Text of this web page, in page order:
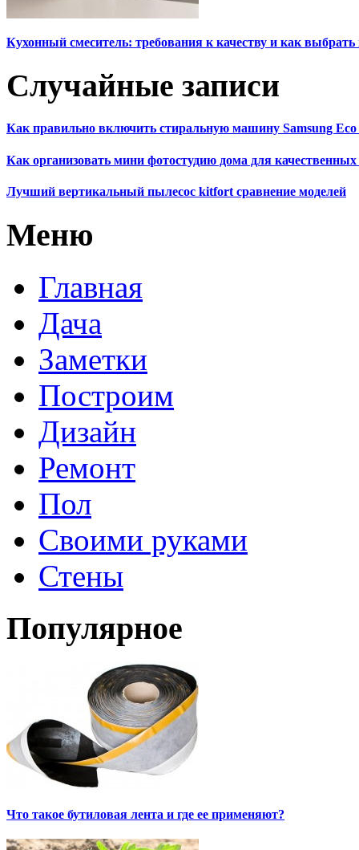
Кухонный смеситель: требования к качеству и как
Случайные записи
Как правильно включить стиральную машину Samsung Eco
Как организовать мини фотостудию дома для
Лучший вертикальный пылесос kitfort сравнение моделей
Меню
Главная
Дача
Заметки
Построим
Дизайн
Ремонт
Пол
Своими руками
Стены
Популярное
Что такое бутиловая лента и где ее применяют?